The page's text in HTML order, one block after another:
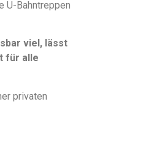
U-Bahntreppen
viel, lässt
für alle
privaten